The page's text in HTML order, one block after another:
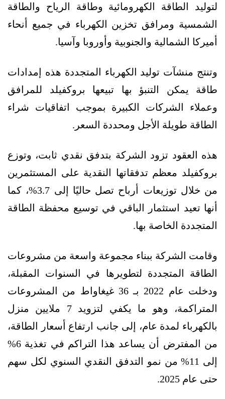
لتوليد الطاقة الكهرومائية وطاقة الرياح والطاقة
الشمسية ومرافق تخزين الكهرباء في جميع أنحاء
أميركا الشمالية والجنوبية وأوروبا وآسيا.
وتنتج منشآت توليد الكهرباء المتجددة هذه إمدادات
طاقة يمكن التنبؤ بها تبيعها بروكفيلد للمرافق
وعملاء الشركات الكبيرة بموجب اتفاقيات شراء
الطاقة طويلة الأجل ومحددة السعر.
هذه العقود تزود الشركة بتدفق نقدي ثابت، وتوزع
بروكفيلد معظم تدفقاتها النقدية على المستثمرين
من خلال توزيعات أرباح تصل حاليًا إلى 3.7%، كما
أنها تعيد استثمار الباقي في توسيع محفظة الطاقة
المتجددة الخاصة بها.
وقامت الشركة ببناء مجموعة واسعة من مشروعات
الطاقة المتجددة لتطويرها في السنوات المقبلة،
ودخلت عام 2022 بـ 36 غيغاواط من المشروعات
المتراكمة، وهو ما يكفي لتزويد 7 ملايين منزل
بالكهرباء لمدة عام، إلى جانب ارتفاع أسعار الطاقة،
من المفترض أن يساعد هذا التراكم في تغذية 6%
إلى 11% من نمو التدفق النقدي السنوي لكل سهم
حتى عام 2025.